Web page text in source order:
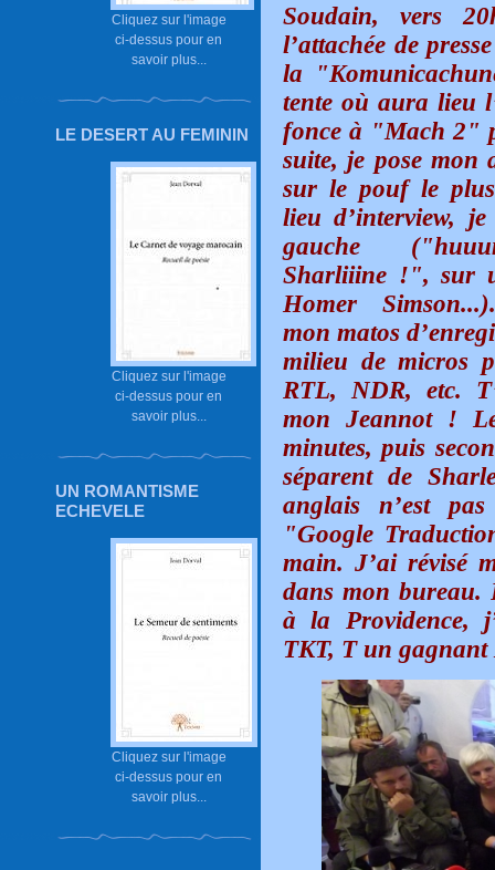
Cliquez sur l'image
ci-dessus pour en
savoir plus...
LE DESERT AU FEMININ
Cliquez sur l'image
ci-dessus pour en
savoir plus...
UN ROMANTISME
ECHEVELE
Cliquez sur l'image
ci-dessus pour en
savoir plus...
Soudain, vers
l’attachée de
la
tente où aura lieu
fonce à "Mach 2"
suite, je pose mon
sur le pouf le
lieu d’interview,
gauche
Sharliiine !", sur
Homer
mon matos
milieu de micros
RTL, NDR, etc.
mon Jeannot !
minutes, puis
séparent de
anglais n’est
"Google
main. J’ai révisé
dans mon bureau.
à la Providence,
TKT, T un